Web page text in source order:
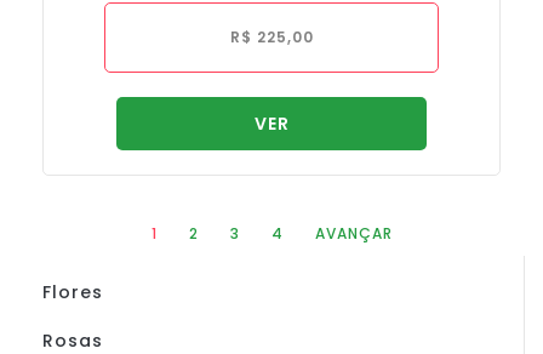
Flores
Rosas
R$ 225,00
VER
1 2 3 4 AVANÇAR